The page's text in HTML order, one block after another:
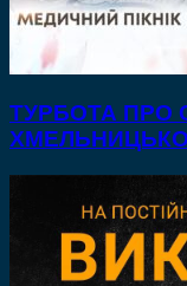
ТУРБОТА ПРО